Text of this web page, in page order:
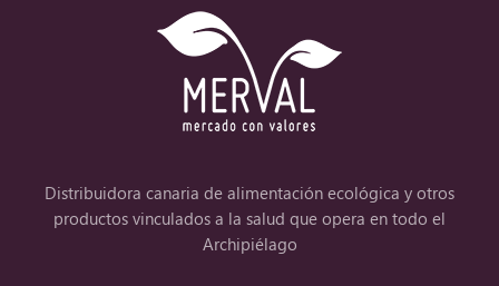
Distribuidora canaria de alimentación ecológica y otros
productos vinculados a la salud que opera en todo el
Archipiélago